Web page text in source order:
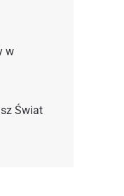
w
Świat